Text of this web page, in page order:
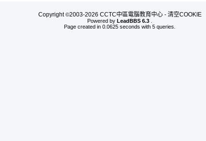
Copyright©2003-2026 CCTC中區電腦教育中心 - 清空COOKIE
Powered by LeadBBS 6.3
Page created in 0.0625 seconds with 5 queries.